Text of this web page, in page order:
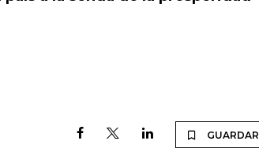
GUARDAR